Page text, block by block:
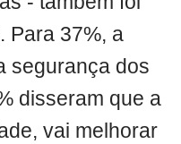
Para 37%, a
segurança dos
disseram que a
vai melhorar